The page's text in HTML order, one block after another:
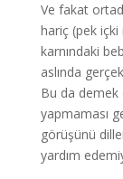
Ve fakat
hariç (pek içki
karnındaki
aslında
Bu da demek
yapmaması
görüşünü
yardım